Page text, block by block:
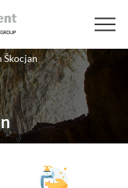
Škocjan